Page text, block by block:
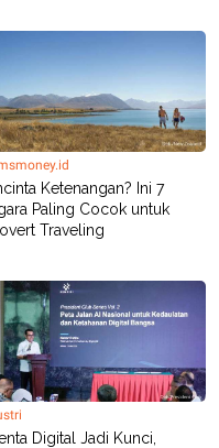
Ketenangan? Ini 7
Paling Cocok untuk
Traveling
Digital Jadi Kunci,